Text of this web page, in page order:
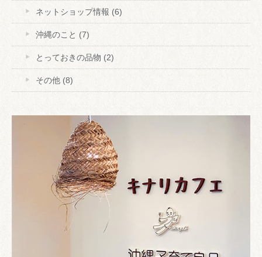
ネットショップ情報 (6)
沖縄のこと (7)
とっておきの品物 (2)
その他 (8)